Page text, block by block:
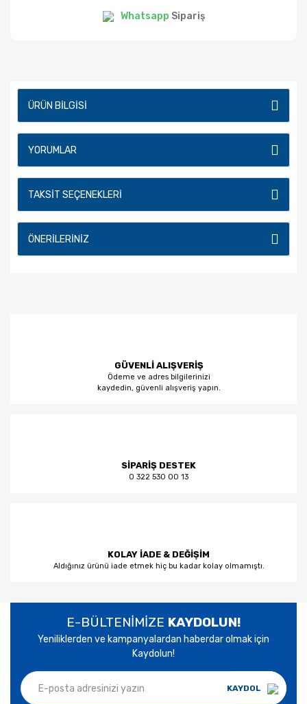
Whatsapp Sipariş
ÜRÜN BILGISI
YORUMLAR
TAKSIT SEÇENEKLERI
ÖNERILERINIZ
GÜVENLİ ALIŞVERİŞ
Ödeme ve adres bilgilerinizi
kaydedin, güvenli alışveriş yapın.
SİPARİŞ DESTEK
0 322 530 00 13
KOLAY İADE & DEĞİŞİM
Aldığınız ürünü iade etmek hiç bu kadar kolay olmamıştı.
E-BÜLTENİMİZE KAYDOLUN!
Yeniliklerden ve kampanyalardan haberdar olmak için
Kaydolun!
KAYDOL